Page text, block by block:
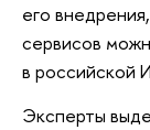
его
сервисов
в российской
Эксперты